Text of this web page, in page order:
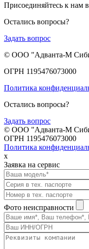
Присоединяйтесь к нам
Остались вопросы?
Задать вопрос
© ООО "Адванта-М
ОГРН 1195476073000
Политика
Остались вопросы?
Задать вопрос
© ООО "Адванта-М
ОГРН 1195476073000
Политика
x
Заявка на сервис
Фото неисправности